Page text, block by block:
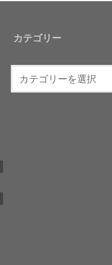
カテゴリー